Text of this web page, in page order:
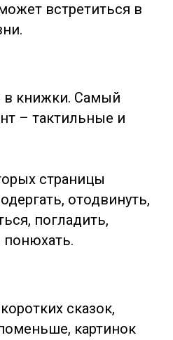
встретиться в
в книжки. Самый
– тактильные и
страницы
отодвинуть,
погладить,
сказок,
картинок